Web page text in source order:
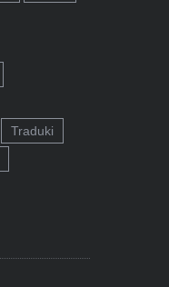
Traduki